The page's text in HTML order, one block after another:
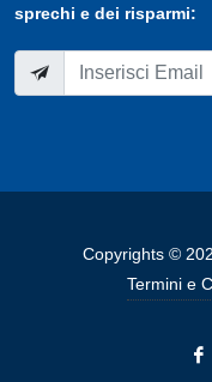
sprechi e dei risparmi:
Copyrights ©
Termini e